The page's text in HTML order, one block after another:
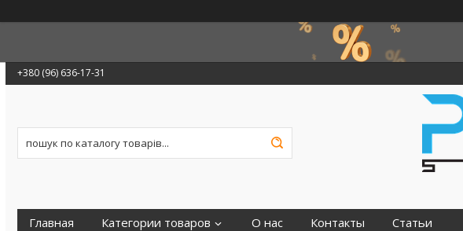
+380 (96) 636-17-31
Главная Категории товаров О нас Контакты Статьи